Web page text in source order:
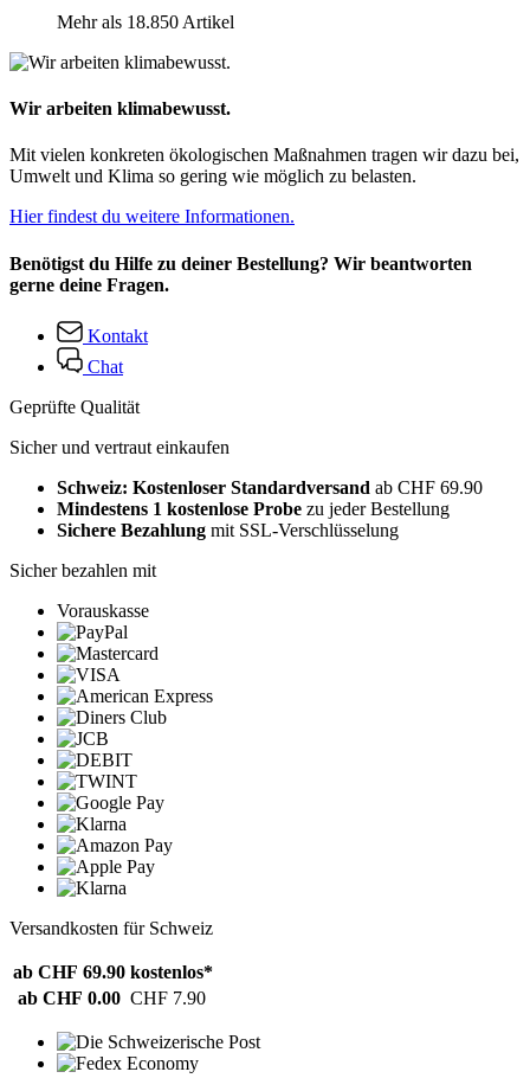
Mehr als 18.850 Artikel
Wir arbeiten klimabewusst.
Mit vielen konkreten ökologischen Maßnahmen tragen wir dazu bei,
Umwelt und Klima so gering wie möglich zu belasten.
Hier findest du weitere Informationen.
Benötigst du Hilfe zu deiner Bestellung? Wir beantworten
gerne deine Fragen.
Kontakt
Chat
Geprüfte Qualität
Sicher und vertraut einkaufen
Schweiz: Kostenloser Standardversand ab CHF 69.90
Mindestens 1 kostenlose Probe zu jeder Bestellung
Sichere Bezahlung mit SSL-Verschlüsselung
Sicher bezahlen mit
Vorauskasse
Versandkosten für Schweiz
ab CHF 69.90 kostenlos*
ab CHF 0.00 CHF 7.90